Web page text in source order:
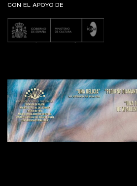
CON EL APOYO DE